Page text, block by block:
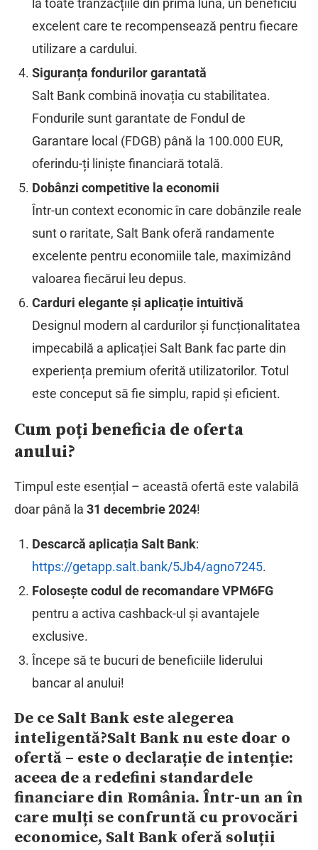
la toate tranzacțiile din prima lună, un beneficiu
excelent care te recompensează pentru fiecare
utilizare a cardului.
Siguranța fondurilor garantată
Salt Bank combină inovația cu stabilitatea.
Fondurile sunt garantate de Fondul de
Garantare local (FDGB) până la 100.000 EUR,
oferindu-ți liniște financiară totală.
Dobânzi competitive la economii
Într-un context economic în care dobânzile reale
sunt o raritate, Salt Bank oferă randamente
excelente pentru economiile tale, maximizând
valoarea fiecărui leu depus.
Carduri elegante și aplicație intuitivă
Designul modern al cardurilor și funcționalitatea
impecabilă a aplicației Salt Bank fac parte din
experiența premium oferită utilizatorilor. Totul
este conceput să fie simplu, rapid și eficient.
Cum poți beneficia de oferta
anului?
Timpul este esențial – această ofertă este valabilă
doar până la 31 decembrie 2024!
Descarcă aplicația Salt Bank:
https://getapp.salt.bank/5Jb4/agno7245.
Folosește codul de recomandare VPM6FG
pentru a activa cashback-ul și avantajele
exclusive.
Începe să te bucuri de beneficiile liderului
bancar al anului!
De ce Salt Bank este alegerea
inteligentă?Salt Bank nu este doar o
ofertă – este o declarație de intenție:
aceea de a redefini standardele
financiare din România. Într-un an în
care mulți se confruntă cu provocări
economice, Salt Bank oferă soluții